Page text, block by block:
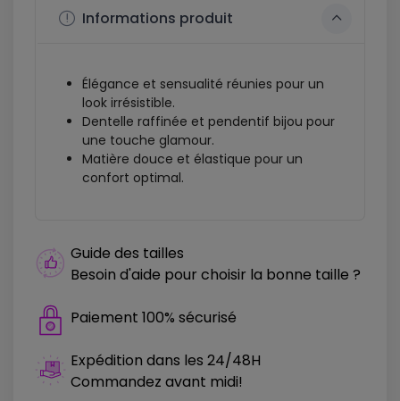
Informations produit
Élégance et sensualité réunies pour un
look irrésistible.
Dentelle raffinée et pendentif bijou pour
une touche glamour.
Matière douce et élastique pour un
confort optimal.
Guide des tailles
Besoin d'aide pour choisir la bonne taille ?
Paiement 100% sécurisé
Expédition dans les 24/48H
Commandez avant midi!